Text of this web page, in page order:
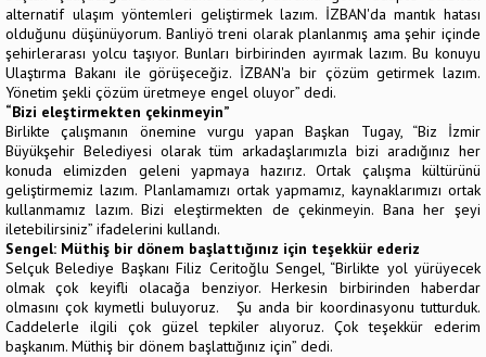
alternatif ulaşım yöntemleri geliştirmek lazım. İZBAN'da mantık hatası
olduğunu düşünüyorum. Banliyö treni olarak planlanmış ama şehir içinde
şehirlerarası yolcu taşıyor. Bunları birbirinden ayırmak lazım. Bu konuyu
Ulaştırma Bakanı ile görüşeceğiz. İZBAN'a bir çözüm getirmek lazım.
Yönetim şekli çözüm üretmeye engel oluyor” dedi.
“Bizi eleştirmekten çekinmeyin”
Birlikte çalışmanın önemine vurgu yapan Başkan Tugay, “Biz İzmir
Büyükşehir Belediyesi olarak tüm arkadaşlarımızla bizi aradığınız her
konuda elimizden geleni yapmaya hazırız. Ortak çalışma kültürünü
geliştirmemiz lazım. Planlamamızı ortak yapmamız, kaynaklarımızı ortak
kullanmamız lazım. Bizi eleştirmekten de çekinmeyin. Bana her şeyi
iletebilirsiniz” ifadelerini kullandı.
Sengel: Müthiş bir dönem başlattığınız için teşekkür ederiz
Selçuk Belediye Başkanı Filiz Ceritoğlu Sengel, “Birlikte yol yürüyecek
olmak çok keyifli olacağa benziyor. Herkesin birbirinden haberdar
olmasını çok kıymetli buluyoruz. Şu anda bir koordinasyonu tutturduk.
Caddelerle ilgili çok güzel tepkiler alıyoruz. Çok teşekkür ederim
başkanım. Müthiş bir dönem başlattığınız için” dedi.